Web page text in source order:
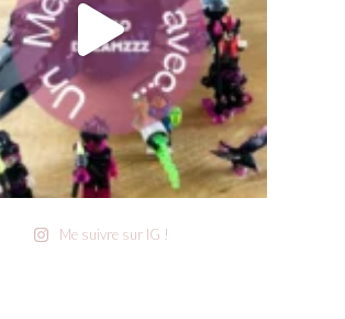
Me suivre sur IG !